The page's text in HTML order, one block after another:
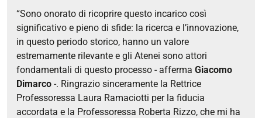
“Sono onorato di ricoprire questo incarico così
significativo e pieno di sfide: la ricerca e l’innovazione,
in questo periodo storico, hanno un valore
estremamente rilevante e gli Atenei sono attori
fondamentali di questo processo - afferma Giacomo
Dimarco -. Ringrazio sinceramente la Rettrice
Professoressa Laura Ramaciotti per la fiducia
accordata e la Professoressa Roberta Rizzo, che mi ha